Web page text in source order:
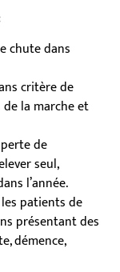
chute dans
critère de
la marche et
de
seul,
l’année.
patients de
présentant des
démence,